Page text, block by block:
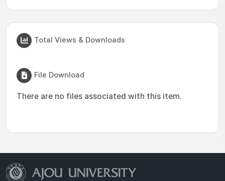
Total Views & Downloads
File Download
There are no files associated with this item.